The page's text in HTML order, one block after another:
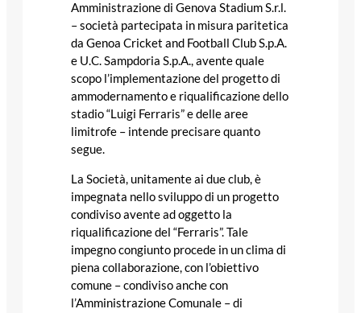
Amministrazione di Genova Stadium S.r.l.
– società partecipata in misura paritetica
da Genoa Cricket and Football Club S.p.A.
e U.C. Sampdoria S.p.A., avente quale
scopo l’implementazione del progetto di
ammodernamento e riqualificazione dello
stadio “Luigi Ferraris” e delle aree
limitrofe – intende precisare quanto
segue.
La Società, unitamente ai due club, è
impegnata nello sviluppo di un progetto
condiviso avente ad oggetto la
riqualificazione del “Ferraris”. Tale
impegno congiunto procede in un clima di
piena collaborazione, con l’obiettivo
comune – condiviso anche con
l’Amministrazione Comunale – di